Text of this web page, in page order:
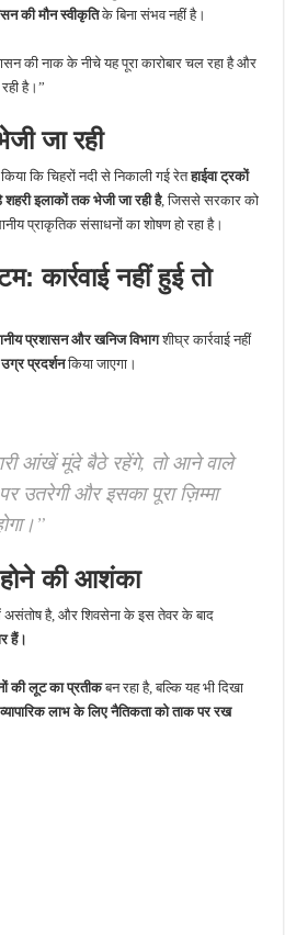
की मौन स्वीकृतिके बिना संभव नहीं है।
की नाक के नीचे यह पूरा कारोबार चल रहा है और
है।”
जा रही
कि चिहरों नदी से निकाली गई रेतहाईवा ट्रकों
इलाकों तक भेजी जा रही है, जिससे सरकार को
प्राकृतिक संसाधनों का शोषण हो रहा है।
कार्रवाई नहीं हुई तो
प्रशासन और खनिज विभागशीघ्र कार्रवाई नहीं
प्रदर्शनकिया जाएगा।
आंखें मूंदे बैठे रहेंगे, तो आने वाले
उतरेगी और इसका पूरा ज़िम्मा
की आशंका
असंतोष है, और शिवसेना के इस तेवर के बाद
हैं।
की लूट का प्रतीकबन रहा है, बल्कि यह भी दिखा
लाभ के लिए नैतिकता को ताक पर रख